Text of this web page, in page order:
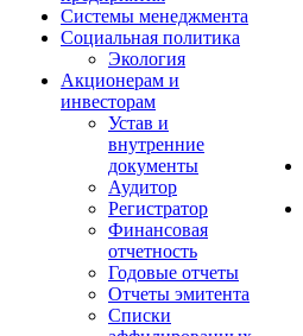
Системы менеджмента
Социальная политика
Экология
Акционерам и
инвесторам
Устав и
внутренние
документы
Аудитор
Регистратор
Финансовая
отчетность
Годовые отчеты
Отчеты эмитента
Списки